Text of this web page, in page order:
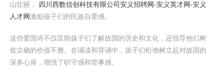
山壮丽， 四川西数信创科技有限公司安义招聘网-安义英才网-安义
人才网激励孩子们的民族自爱感。
这些爱国诗不仅匡助孩子们了解故国的历史和文化，还指导他们树
耸立确的价值不雅。在诵读和背诵中，孩子们松弛树立起对故国的
深多心扉，增强了职守感和管事感。